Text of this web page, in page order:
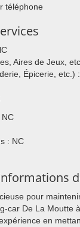
téléphone
Aires de Jeux,
Épicerie, etc.)
: NC
pour
car De La Moutte
en